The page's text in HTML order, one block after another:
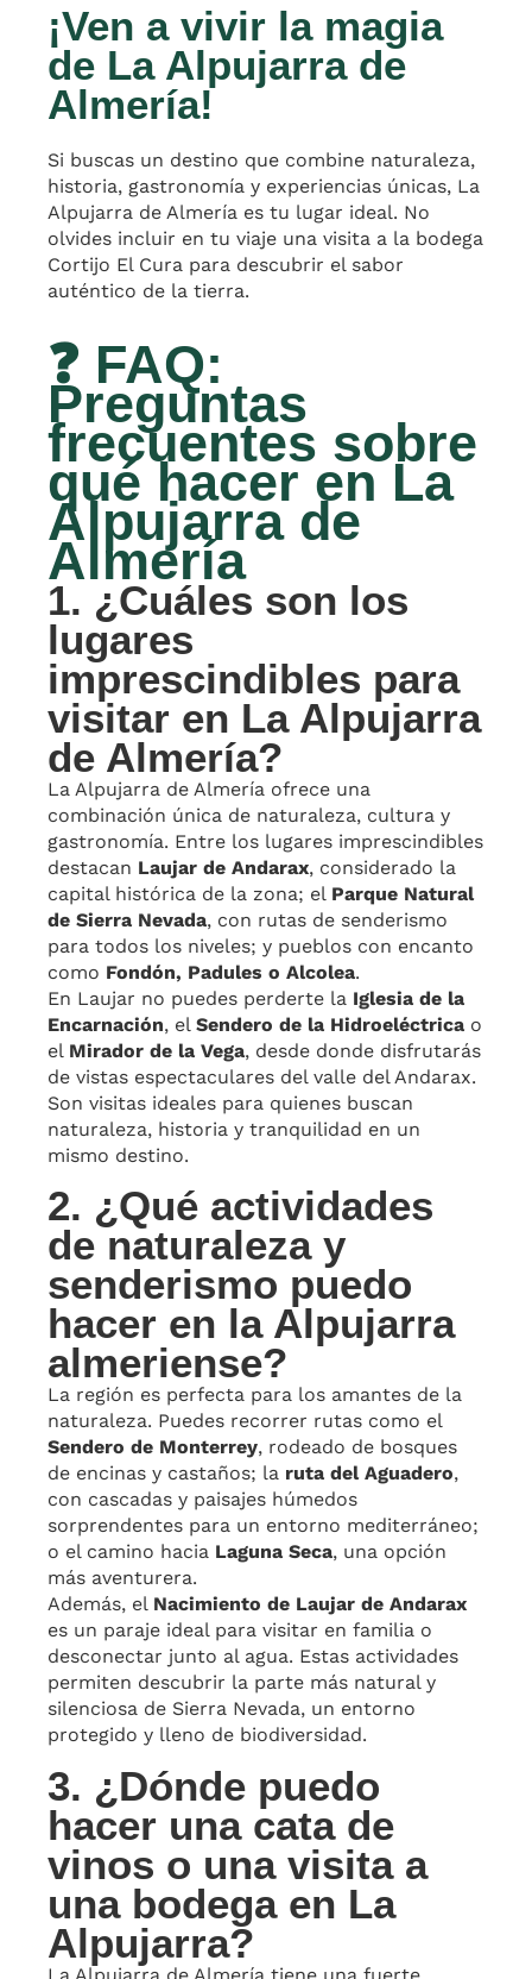
¡Ven a vivir la magia
de La Alpujarra de
Almería!
Si buscas un destino que combine naturaleza,
historia, gastronomía y experiencias únicas, La
Alpujarra de Almería es tu lugar ideal. No
olvides incluir en tu viaje una visita a la bodega
Cortijo El Cura para descubrir el sabor
auténtico de la tierra.
❓ FAQ:
Preguntas
frecuentes sobre
qué hacer en La
Alpujarra de
Almería
1. ¿Cuáles son los
lugares
imprescindibles para
visitar en La Alpujarra
de Almería?
La Alpujarra de Almería ofrece una
combinación única de naturaleza, cultura y
gastronomía. Entre los lugares imprescindibles
destacan Laujar de Andarax, considerado la
capital histórica de la zona; el Parque Natural
de Sierra Nevada, con rutas de senderismo
para todos los niveles; y pueblos con encanto
como Fondón, Padules o Alcolea.
En Laujar no puedes perderte la Iglesia de la
Encarnación, el Sendero de la Hidroeléctrica o
el Mirador de la Vega, desde donde disfrutarás
de vistas espectaculares del valle del Andarax.
Son visitas ideales para quienes buscan
naturaleza, historia y tranquilidad en un
mismo destino.
2. ¿Qué actividades
de naturaleza y
senderismo puedo
hacer en la Alpujarra
almeriense?
La región es perfecta para los amantes de la
naturaleza. Puedes recorrer rutas como el
Sendero de Monterrey, rodeado de bosques
de encinas y castaños; la ruta del Aguadero,
con cascadas y paisajes húmedos
sorprendentes para un entorno mediterráneo;
o el camino hacia Laguna Seca, una opción
más aventurera.
Además, el Nacimiento de Laujar de Andarax
es un paraje ideal para visitar en familia o
desconectar junto al agua. Estas actividades
permiten descubrir la parte más natural y
silenciosa de Sierra Nevada, un entorno
protegido y lleno de biodiversidad.
3. ¿Dónde puedo
hacer una cata de
vinos o una visita a
una bodega en La
Alpujarra?